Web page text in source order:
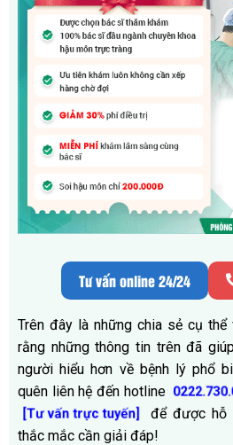
Tư vấn online 24/24
Trên đây là những chia sẻ cụ
rằng những thông tin trên đã
người hiểu hơn về bệnh lý phổ
quên liên hệ đến hotline
[Tư vấn trực tuyến]
để được hỗ
thắc mắc cần giải đáp!